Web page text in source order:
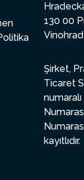
130 00
Şirket,
Ticaret
kayıtlıdır.